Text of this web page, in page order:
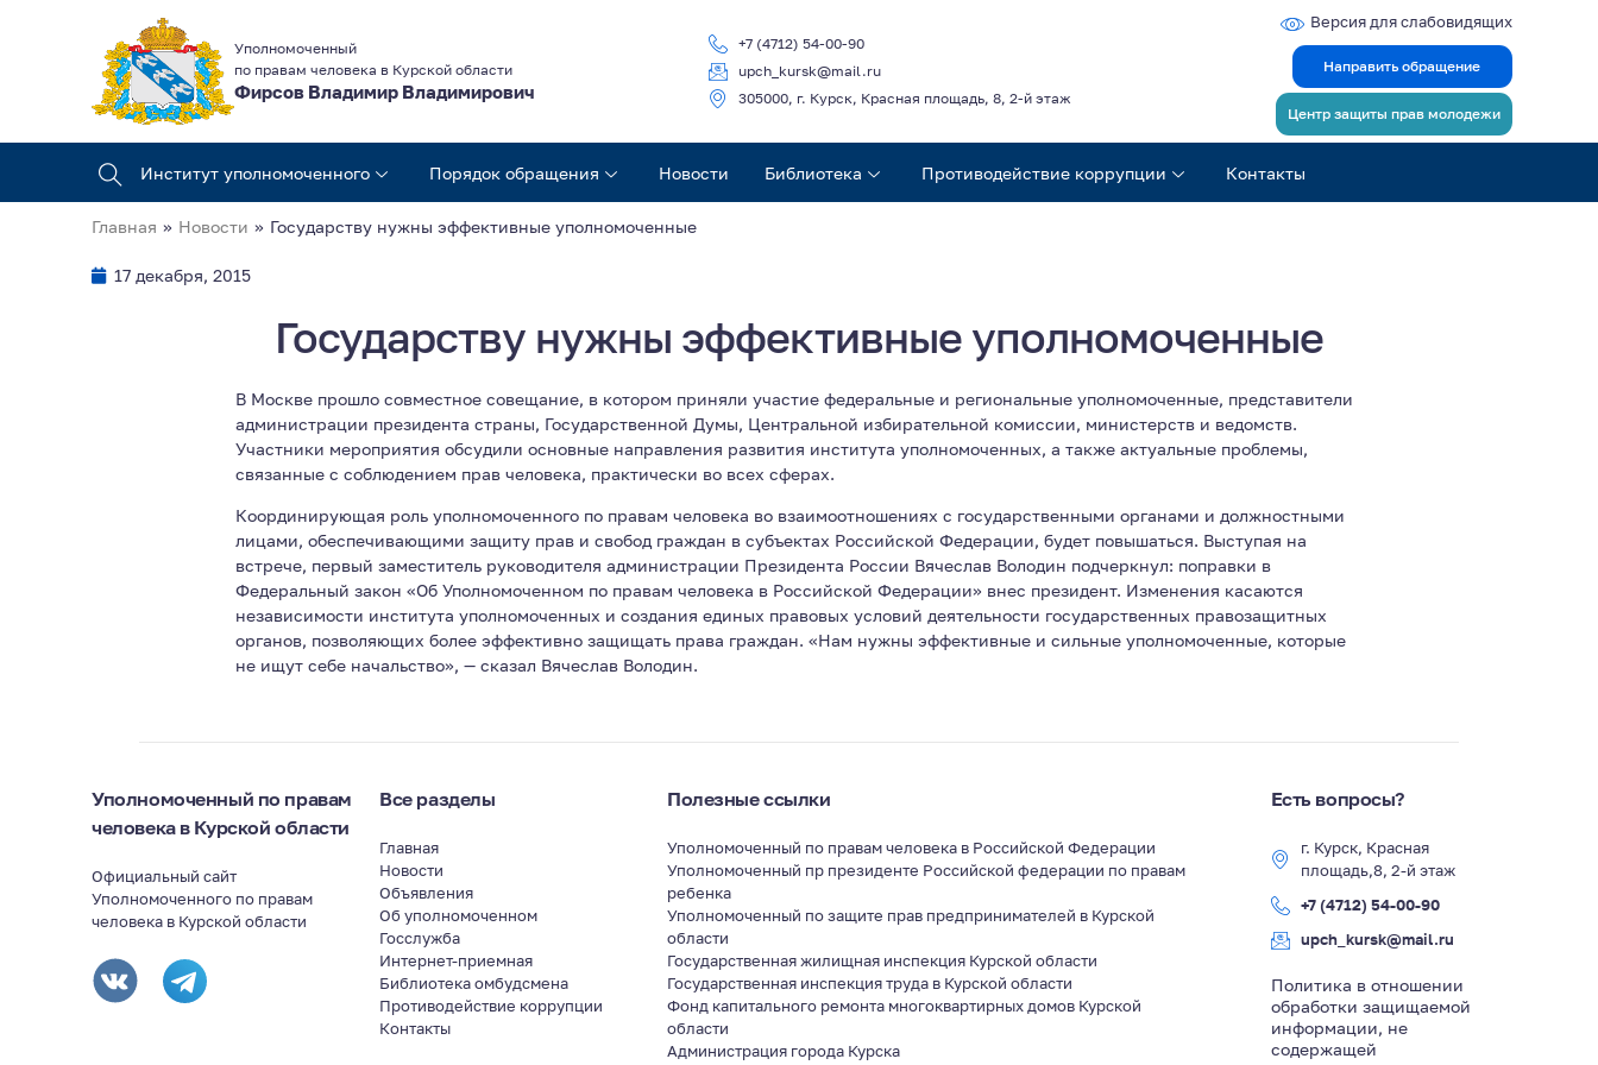
Уполномоченный
по правам человека в Курской области
Фирсов Владимир Владимирович
+7 (4712) 54-00-90
upch_kursk@mail.ru
305000, г. Курск, Красная площадь, 8, 2-й этаж
Версия для слабовидящих
Направить обращение
Центр защиты прав молодежи
Институт уполномоченного Порядок обращения Новости Библиотека Противодействие коррупции Контакты
Главная » Новости » Государству нужны эффективные уполномоченные
17 декабря, 2015
Государству нужны эффективные уполномоченные
В Москве прошло совместное совещание, в котором приняли участие федеральные и региональные уполномоченные, представители
администрации президента страны, Государственной Думы, Центральной избирательной комиссии, министерств и ведомств.
Участники мероприятия обсудили основные направления развития института уполномоченных, а также актуальные проблемы,
связанные с соблюдением прав человека, практически во всех сферах.
Координирующая роль уполномоченного по правам человека во взаимоотношениях с государственными органами и должностными
лицами, обеспечивающими защиту прав и свобод граждан в субъектах Российской Федерации, будет повышаться. Выступая на
встрече, первый заместитель руководителя администрации Президента России Вячеслав Володин подчеркнул: поправки в
Федеральный закон «Об Уполномоченном по правам человека в Российской Федерации» внес президент. Изменения касаются
независимости института уполномоченных и создания единых правовых условий деятельности государственных правозащитных
органов, позволяющих более эффективно защищать права граждан. «Нам нужны эффективные и сильные уполномоченные, которые
не ищут себе начальство», — сказал Вячеслав Володин.
Уполномоченный по правам
человека в Курской области
Официальный сайт
Уполномоченного по правам
человека в Курской области
Все разделы
Главная
Новости
Объявления
Об уполномоченном
Госслужба
Интернет-приемная
Библиотека омбудсмена
Противодействие коррупции
Контакты
Полезные ссылки
Уполномоченный по правам человека в Российской Федерации
Уполномоченный пр президенте Российской федерации по правам
ребенка
Уполномоченный по защите прав предпринимателей в Курской
области
Государственная жилищная инспекция Курской области
Государственная инспекция труда в Курской области
Фонд капитального ремонта многоквартирных домов Курской
области
Администрация города Курска
Есть вопросы?
г. Курск, Красная
площадь,8, 2-й этаж
+7 (4712) 54-00-90
upch_kursk@mail.ru
Политика в отношении
обработки защищаемой
информации, не
содержащей